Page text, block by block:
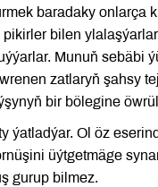
baradaky onlarça
bilen
Munuň sebäbi
zatlaryň şahsy
bir bölegine
ýatladýar. Ol öz
üýtgetmäge
gurup bilmez.